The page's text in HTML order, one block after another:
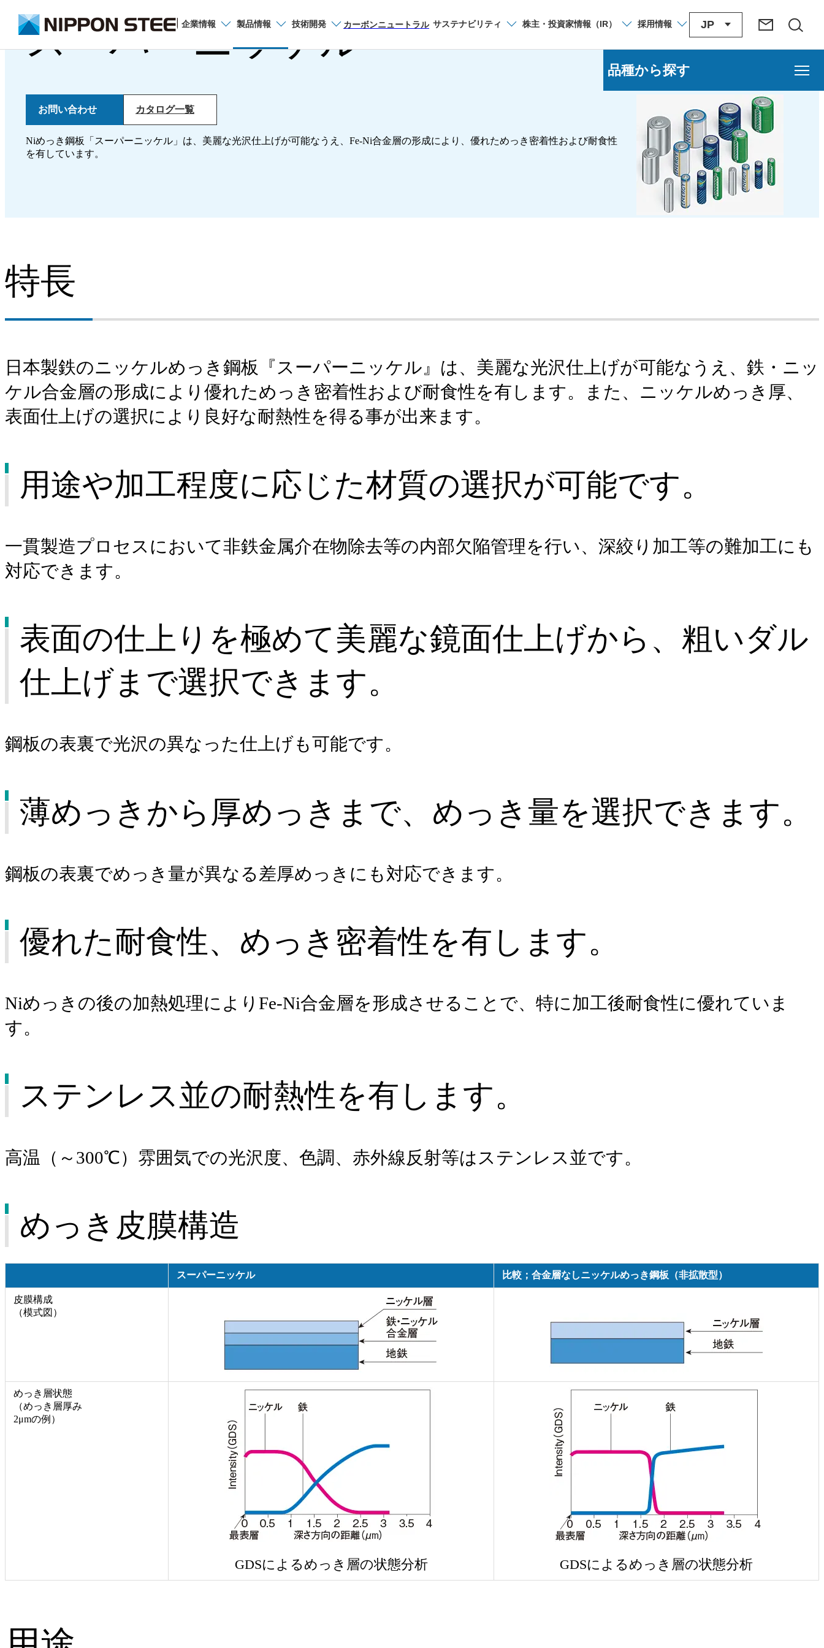
企業情報 製品情報 技術開発 カーボンニュートラル サステナビリティ 株主・投資家情報 （IR） 採用情報 JP
サイト内検索
スーパーニッケル®
お問い合わせ カタログ一覧
Niめっき鋼板「スーパーニッケル」は、美麗な光沢仕上げが可能なうえ、Fe-Ni合金層の形成により、優れためっき密着性および耐食性
を有しています。
特長
日本製鉄のニッケルめっき鋼板『スーパーニッケル』は、美麗な光沢仕上げが可能なうえ、鉄・ニッ
ケル合金層の形成により優れためっき密着性および耐食性を有します。また、ニッケルめっき厚、
表面仕上げの選択により良好な耐熱性を得る事が出来ます。
用途や加工程度に応じた材質の選択が可能です。
一貫製造プロセスにおいて非鉄金属介在物除去等の内部欠陥管理を行い、深絞り加工等の難加工にも
対応できます。
表面の仕上りを極めて美麗な鏡面仕上げから、粗いダル
仕上げまで選択できます。
鋼板の表裏で光沢の異なった仕上げも可能です。
薄めっきから厚めっきまで、めっき量を選択できます。
鋼板の表裏でめっき量が異なる差厚めっきにも対応できます。
優れた耐食性、めっき密着性を有します。
Niめっきの後の加熱処理によりFe-Ni合金層を形成させることで、特に加工後耐食性に優れていま
す。
ステンレス並の耐熱性を有します。
高温（～300℃）雰囲気での光沢度、色調、赤外線反射等はステンレス並です。
めっき皮膜構造
スーパーニッケル 比較；合金層なしニッケルめっき鋼板（非拡散型）
皮膜構成
（模式図）
めっき層状態
（めっき層厚み
2μmの例）
GDSによるめっき層の状態分析 GDSによるめっき層の状態分析
品種から探す
品種から探す
厚板
交通産機品
チタン
鉄鋼スラグ
製品一覧